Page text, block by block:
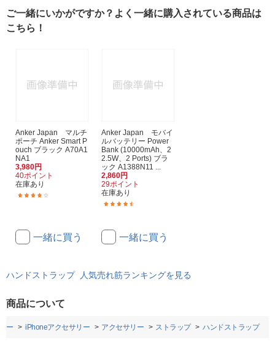
ご一緒にいかがですか？よく一緒に購入されている商品は
こちら！
Anker Japan マルチ
ポーチ Anker Smart P
ouch ブラック A70A1
NA1
3,980円
40ポイント
在庫あり
一緒に買う
Anker Japan モバイ
ルバッテリー Power
Bank (10000mAh、2
2.5W、2 Ports) ブラ
ック A1388N11 ...
2,860円
29ポイント
在庫あり
一緒に買う
ハンドストラップ 人気売れ筋ランキングを見る
商品について
ー iPhoneアクセサリー アクセサリー ストラップ ハンドストラップ